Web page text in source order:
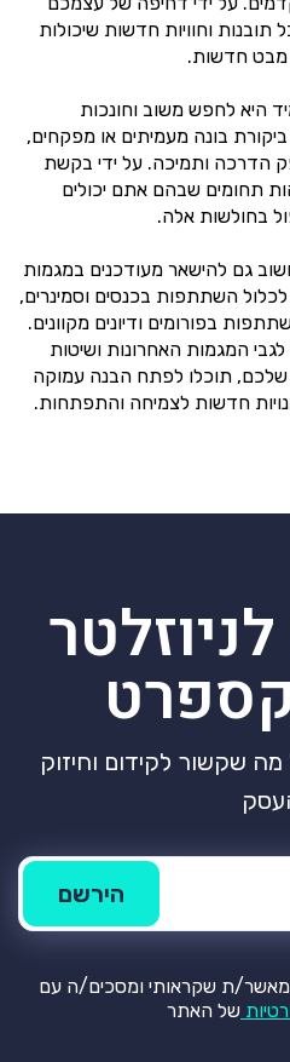
תובנות וחוויות חדשות שיכולות
מבט חדשות.
היא לחפש משוב וחונכות
בונה מעמיתים או מפקחים,
הדרכה ותמיכה. על ידי בקשת
תחומים שבהם אתם יכולים
בחולשות אלה.
גם להישאר מעודכנים במגמות
השתתפות בכנסים וסמינרים,
בפורומים ודיונים מקוונים.
המגמות האחרונות ושיטות
תוכלו לפתח הבנה עמוקה
חדשות לצמיחה והתפתחות.
שקשור לקידום וחיזוק
מאשר/ת שקראותי ומסכים/ה עם
של האתר